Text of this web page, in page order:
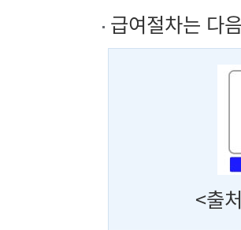
급여절차는 다
<출